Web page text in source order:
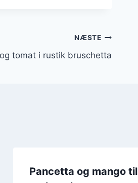
NÆSTE
tomat i rustik bruschetta
Pancetta og mango til